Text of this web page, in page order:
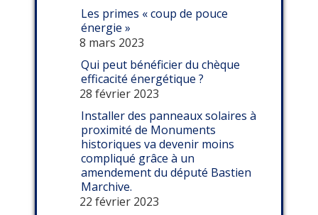
Les primes « coup de pouce
énergie »
8 mars 2023
Qui peut bénéficier du chèque
efficacité énergétique ?
28 février 2023
Installer des panneaux solaires à
proximité de Monuments
historiques va devenir moins
compliqué grâce à un
amendement du député Bastien
Marchive.
22 février 2023